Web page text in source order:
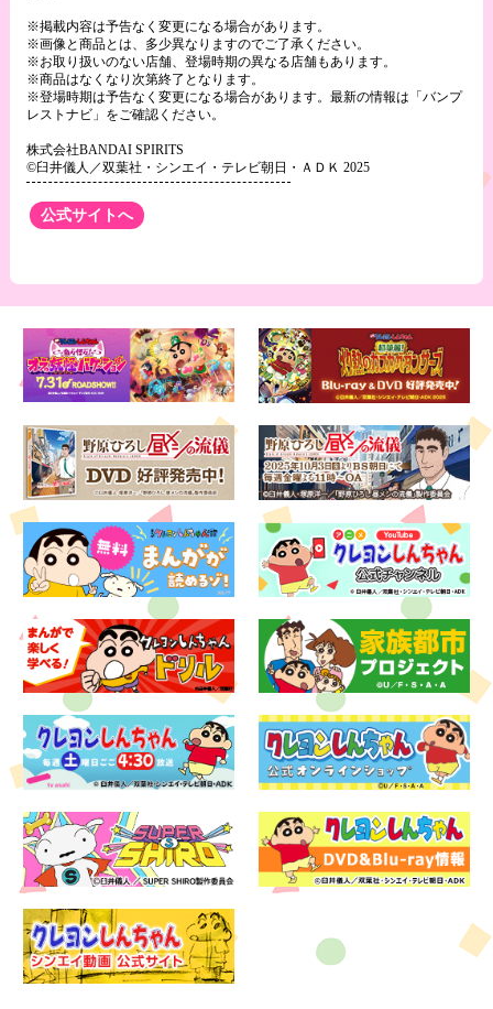
※掲載内容は予告なく変更になる場合があります。
※画像と商品とは、多少異なりますのでご了承ください。
※お取り扱いのない店舗、登場時期の異なる店舗もあります。
※商品はなくなり次第終了となります。
※登場時期は予告なく変更になる場合があります。最新の情報は「バンプ
レストナビ」をご確認ください。
株式会社BANDAI SPIRITS
©臼井儀人／双葉社・シンエイ・テレビ朝日・ＡＤＫ 2025
公式サイトへ